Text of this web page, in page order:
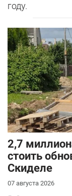
году.
2,7
стоить
Скиделе
07 августа 2026